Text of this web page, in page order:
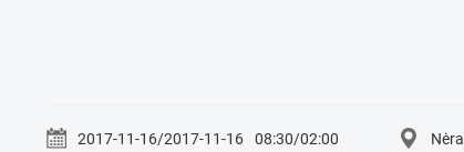
2017-11-16/2017-11-16 08:30/02:00 Nėra